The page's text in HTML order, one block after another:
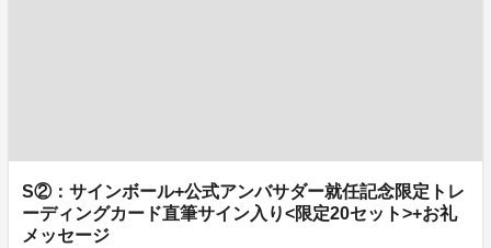
S②：サインボール+公式アンバサダー就任記念限定トレ
ーディングカード直筆サイン入り<限定20セット>+お礼
メッセージ